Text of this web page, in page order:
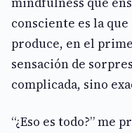
consciente es la
produce, en el
sensación de
complicada, sino
“¿Eso es todo?” me